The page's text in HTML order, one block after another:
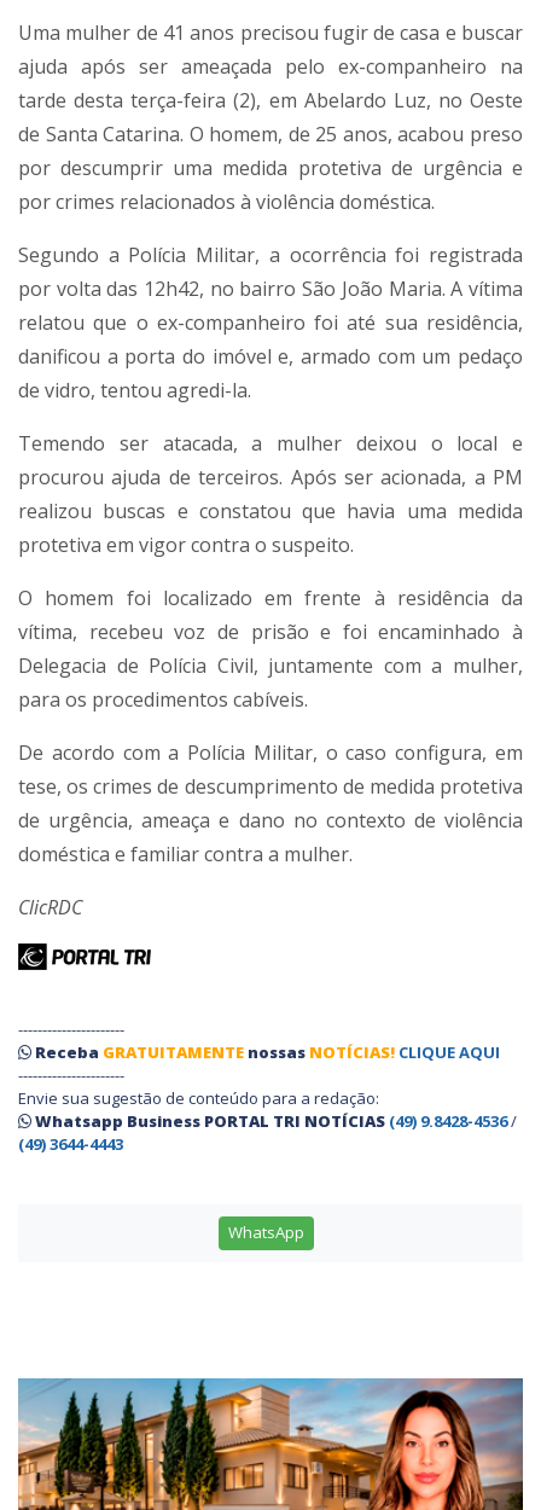
Uma mulher de 41 anos precisou fugir de casa e buscar
ajuda após ser ameaçada pelo ex-companheiro na
tarde desta terça-feira (2), em Abelardo Luz, no Oeste
de Santa Catarina. O homem, de 25 anos, acabou preso
por descumprir uma medida protetiva de urgência e
por crimes relacionados à violência doméstica.
Segundo a Polícia Militar, a ocorrência foi registrada
por volta das 12h42, no bairro São João Maria. A vítima
relatou que o ex-companheiro foi até sua residência,
danificou a porta do imóvel e, armado com um pedaço
de vidro, tentou agredi-la.
Temendo ser atacada, a mulher deixou o local e
procurou ajuda de terceiros. Após ser acionada, a PM
realizou buscas e constatou que havia uma medida
protetiva em vigor contra o suspeito.
O homem foi localizado em frente à residência da
vítima, recebeu voz de prisão e foi encaminhado à
Delegacia de Polícia Civil, juntamente com a mulher,
para os procedimentos cabíveis.
De acordo com a Polícia Militar, o caso configura, em
tese, os crimes de descumprimento de medida protetiva
de urgência, ameaça e dano no contexto de violência
doméstica e familiar contra a mulher.
ClicRDC
----------------------
Receba GRATUITAMENTE nossas NOTÍCIAS! CLIQUE AQUI
----------------------
Envie sua sugestão de conteúdo para a redação:
Whatsapp Business PORTAL TRI NOTÍCIAS (49) 9.8428-4536/
(49) 3644-4443
WhatsApp